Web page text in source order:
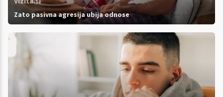
Zato pasivna agresija ubija odnose